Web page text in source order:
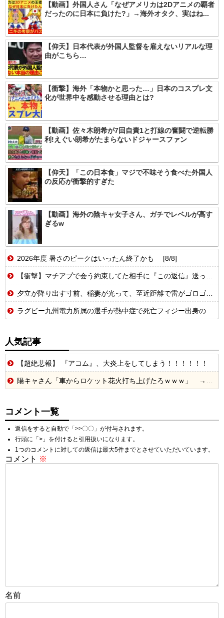
【動画】外国人さん「なぜアメリカは2Dアニメの覇者
だったのに日本に負けた?」→海外オタク、実はね...
【仰天】日本代表が外国人監督を雇えないリアルな理
由がこちら…
【衝撃】海外「本物かと思った…」日本のコスプレ文
化が世界中を感動させる理由とは?
【動画】佐々木朗希が7回自責1と打線の奮闘で逆転勝
利!えぐい朗希がたまらないドジャースファン
【仰天】「この日本食」マジで不味そう食べた外国人
の反応が衝撃的すぎた
【動画】海外の陰キャ女子さん、ガチでレベルが高す
ぎるw
2026年度 暑さのピークはいったん終了かも [8/8]
【衝撃】マチアプで会う約束してた相手に『この返信』送ったらブロックされた結果ｗｗｗｗｗ
夕立が降り出す寸前、稲妻が光って、至近距離で雷がゴロゴロ鳴っているんですが・・・【再】
ラグビー九州電力所属の選手が熱中症で死亡フィジー出身の26歳
人気記事
【超絶悲報】 『アコム』、大炎上をしてしまう！！！！！！
陽キャさん「車からロケット花火打ち上げたろｗｗｗ」 → サンルーフが閉まっていて無事車内に発射
コメント一覧
返信をすると自動で「>>〇〇」が付与されます。
行頭に「>」を付けると引用扱いになります。
1つのコメントに対しての返信は最大5件までとさせていただいています。
コメント ※
名前